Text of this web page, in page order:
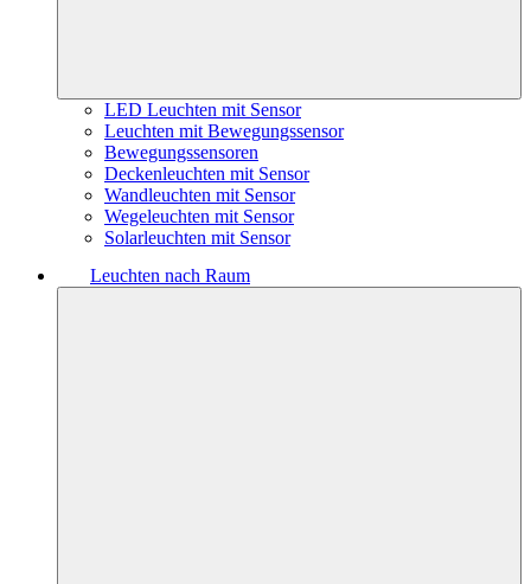
LED Leuchten mit Sensor
Leuchten mit Bewegungssensor
Bewegungssensoren
Deckenleuchten mit Sensor
Wandleuchten mit Sensor
Wegeleuchten mit Sensor
Solarleuchten mit Sensor
Leuchten nach Raum